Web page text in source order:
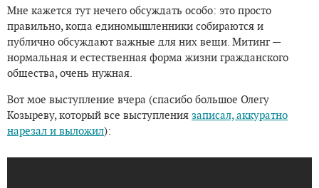
Мне кажется тут нечего обсуждать особо: это просто
правильно, когда единомышленники собираются и
публично обсуждают важные для них вещи. Митинг —
нормальная и естественная форма жизни гражданского
общества, очень нужная.
Вот мое выступление вчера (спасибо большое Олегу
Козыреву, который все выступления записал, аккуратно
нарезал и выложил):